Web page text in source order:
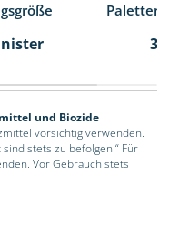
36
und Biozide
vorsichtig verwenden.
stets zu befolgen.“ Für
Vor Gebrauch stets